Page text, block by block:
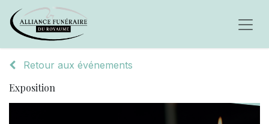
Retour aux événements
Exposition